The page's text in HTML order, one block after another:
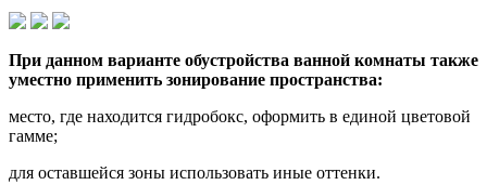
При данном варианте обустройства ванной комнаты также
уместно применить зонирование пространства:
место, где находится гидробокс, оформить в единой цветовой
гамме;
для оставшейся зоны использовать иные оттенки.